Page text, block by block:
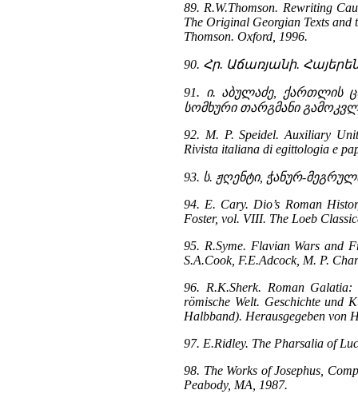
89. R.W.Thomson. Rewriting
The Original Georgian Texts
Thomson. Oxford, 1996.
90. Հր. Աճառյանի.
91. ი. აბულაძე, ქართლის
სომხური თარგმანი
92. M. P. Speidel. Auxiliary
Rivista italiana di egittologia e
93. ს. ჟღენტი, ჭანურ-
94. E. Cary. Dio’s Roman
Foster, vol. VIII. The Loeb
95. R.Syme. Flavian Wars and
S.A.Cook, F.E.Adcock, M. P.
96. R.K.Sherk. Roman
römische Welt. Geschichte und
Halbband). Herausgegeben von
97. E.Ridley. The Pharsalia of
98. The Works of Josephus,
Peabody, MA, 1987.